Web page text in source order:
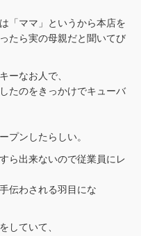
「ママ」というから本店を
たら実の母親だと聞いてび
ーなお人で、
たのをきっかけでキューバ
プンしたらしい。
ら出来ないので従業員にレ
伝わされる羽目にな
していて、